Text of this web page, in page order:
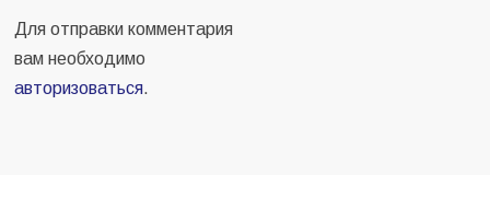
Для отправки комментария
вам необходимо
авторизоваться.